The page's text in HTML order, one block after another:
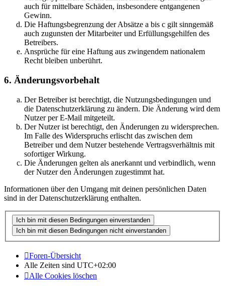
auch für mittelbare Schäden, insbesondere entgangenen
Gewinn.
Die Haftungsbegrenzung der Absätze a bis c gilt sinngemäß
auch zugunsten der Mitarbeiter und Erfüllungsgehilfen des
Betreibers.
Ansprüche für eine Haftung aus zwingendem nationalem
Recht bleiben unberührt.
6. Änderungsvorbehalt
Der Betreiber ist berechtigt, die Nutzungsbedingungen und
die Datenschutzerklärung zu ändern. Die Änderung wird dem
Nutzer per E-Mail mitgeteilt.
Der Nutzer ist berechtigt, den Änderungen zu widersprechen.
Im Falle des Widerspruchs erlischt das zwischen dem
Betreiber und dem Nutzer bestehende Vertragsverhältnis mit
sofortiger Wirkung.
Die Änderungen gelten als anerkannt und verbindlich, wenn
der Nutzer den Änderungen zugestimmt hat.
Informationen über den Umgang mit deinen persönlichen Daten
sind in der Datenschutzerklärung enthalten.
Foren-Übersicht
Alle Zeiten sind UTC+02:00
Alle Cookies löschen